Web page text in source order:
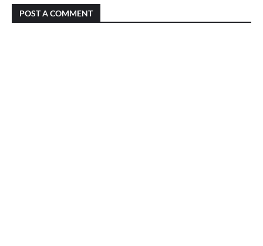
POST A COMMENT